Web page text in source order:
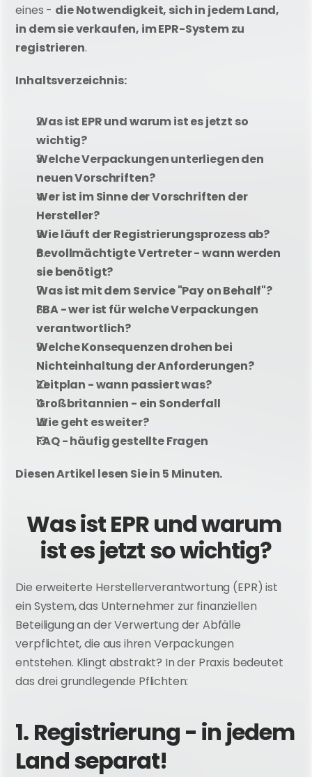
eines - die Notwendigkeit, sich in jedem Land,
in dem sie verkaufen, im EPR-System zu
registrieren.
Inhaltsverzeichnis:
Was ist EPR und warum ist es jetzt so
wichtig?
Welche Verpackungen unterliegen den
neuen Vorschriften?
Wer ist im Sinne der Vorschriften der
Hersteller?
Wie läuft der Registrierungsprozess ab?
Bevollmächtigte Vertreter - wann werden
sie benötigt?
Was ist mit dem Service "Pay on Behalf"?
FBA - wer ist für welche Verpackungen
verantwortlich?
Welche Konsequenzen drohen bei
Nichteinhaltung der Anforderungen?
Zeitplan - wann passiert was?
Großbritannien - ein Sonderfall
Wie geht es weiter?
FAQ - häufig gestellte Fragen
Diesen Artikel lesen Sie in 5 Minuten.
Was ist EPR und warum
ist es jetzt so wichtig?
Die erweiterte Herstellerverantwortung (EPR) ist
ein System, das Unternehmer zur finanziellen
Beteiligung an der Verwertung der Abfälle
verpflichtet, die aus ihren Verpackungen
entstehen. Klingt abstrakt? In der Praxis bedeutet
das drei grundlegende Pflichten:
1. Registrierung - in jedem
Land separat!